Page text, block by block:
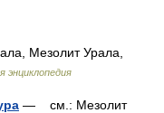
Мезолит Урала,
энциклопедия
— см.: Мезолит